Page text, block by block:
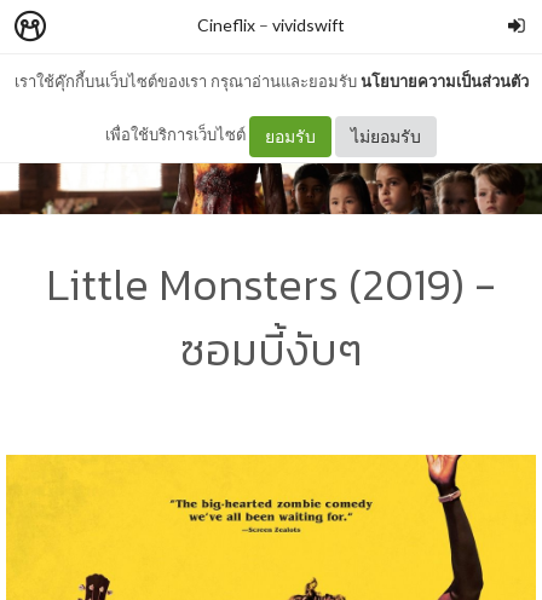
เราใช้คุ๊กกี้บนเว็บไซต์ของเรา กรุณาอ่านและยอมรับนโยบายความเป็นส่วนตัว
เพื่อใช้บริการเว็บไซต์ ยอมรับ ไม่ยอมรับ
Cineflix – vividswift
Little Monsters (2019) -
ซอมบี้งับๆ